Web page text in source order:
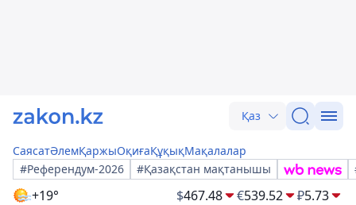
Қаз
СаясатӘлемҚаржыОқиғаҚұқықМақалалар
#Референдум-2026
#Қазақстан мақтанышы
+19° $467.48 €539.52 ₽5.73